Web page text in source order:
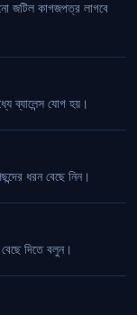
জটিল কাগজপত্র লাগবে
ব্যালেন্স যোগ হয়।
ধরন বেছে নিন।
দিতে বলুন।